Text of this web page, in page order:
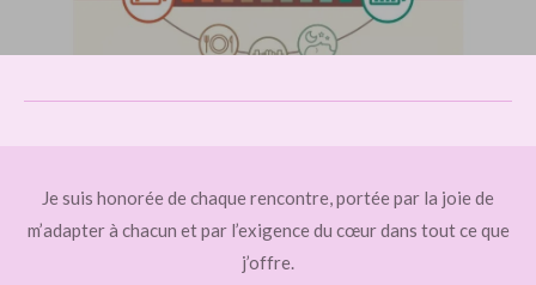
u
t
i
s
Je suis honorée de chaque rencontre, portée par la joie de
m’adapter à chacun et par l’exigence du cœur dans tout ce que
j’offre.